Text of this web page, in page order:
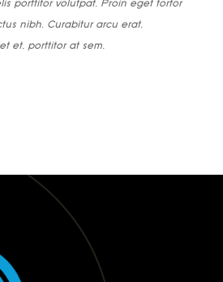
porttitor volutpat. Proin eget tortor
nibh. Curabitur arcu erat,
et, porttitor at sem.